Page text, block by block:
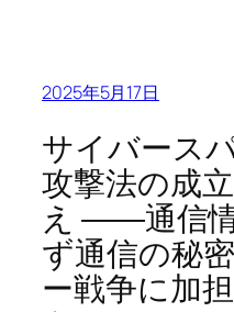
2025年5月17日
サイバース
攻撃法の成
え ――通信
ず通信の秘
ー戦争に加